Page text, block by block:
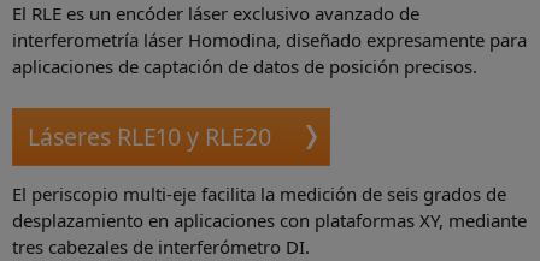
El RLE es un encóder láser exclusivo avanzado de
interferometría láser Homodina, diseñado expresamente para
aplicaciones de captación de datos de posición precisos.
Láseres RLE10 y RLE20
El periscopio multi-eje facilita la medición de seis grados de
desplazamiento en aplicaciones con plataformas XY, mediante
tres cabezales de interferómetro DI.